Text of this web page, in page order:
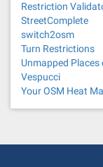
Restriction
StreetComplete
switch2osm
Turn Restrictions
Unmapped
Vespucci
Your OSM Heat